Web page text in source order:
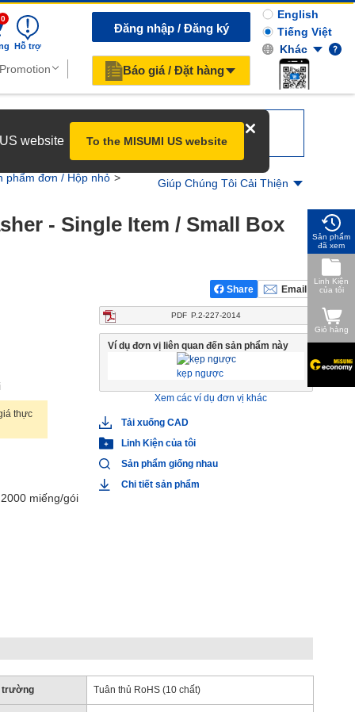
0
Hỗ trợ
Đăng nhập / Đăng ký
Báo giá / Đặt hàng
English
Tiếng Việt
Khác
website To the MISUMI US website
phẩm đơn / Hộp nhỏ Giúp Chúng Tôi Cải Thiện
- Single Item / Small Box
thực
miếng/gói
Share Email
PDF P.2-227-2014
Ví dụ đơn vị liên quan đến sản phẩm này
kẹp ngược
Xem các ví dụ đơn vị khác
Tải xuống CAD
Linh Kiện của tôi
Sản phẩm giống nhau
Chi tiết sản phẩm
trường Tuân thủ RoHS (10 chất)
Sản phẩm
đã xem
Linh Kiện
của tôi
Giỏ hàng